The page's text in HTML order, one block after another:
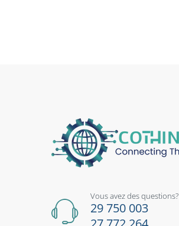
Vous avez des questions?
29 750 003